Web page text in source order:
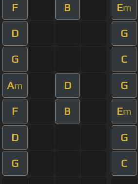
F B Em
D G
G C
Am D G
F B Em
D G
G C